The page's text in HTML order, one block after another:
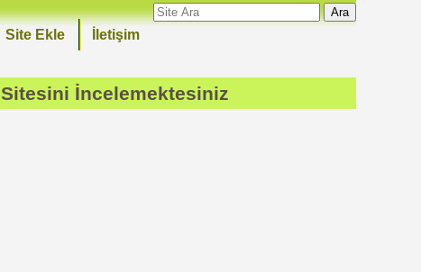
Ara
İletişim
Site Ekle
Sitesini İncelemektesiniz